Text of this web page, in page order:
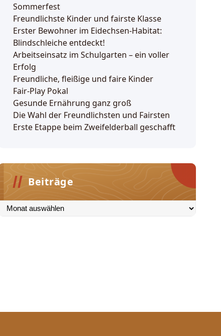
Sommerfest
Freundlichste Kinder und fairste Klasse
Erster Bewohner im Eidechsen-Habitat:
Blindschleiche entdeckt!
Arbeitseinsatz im Schulgarten – ein voller
Erfolg
Freundliche, fleißige und faire Kinder
Fair-Play Pokal
Gesunde Ernährung ganz groß
Die Wahl der Freundlichsten und Fairsten
Erste Etappe beim Zweifelderball geschafft
Beiträge
Beiträge